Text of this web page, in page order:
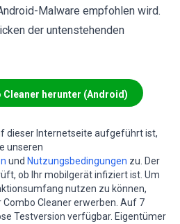
Malware empfohlen wird.
der untenstehenden
Cleaner herunter (Android)
dieser Internetseite aufgeführt ist,
unseren
und Nutzungsbedingungen zu. Der
ob Ihr mobilgerät infiziert ist. Um
nutzen zu können,
Cleaner erwerben. Auf 7
Testversion verfügbar. Eigentümer